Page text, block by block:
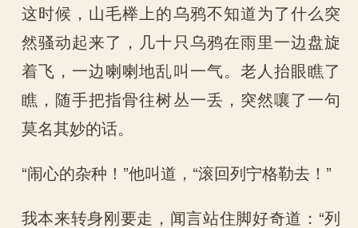
这时候，山毛榉上的乌鸦不知道为了什么突
然骚动起来了，几十只乌鸦在雨里一边盘旋
着飞，一边喇喇地乱叫一气。老人抬眼瞧了
瞧，随手把指骨往树丛一丢，突然嚷了一句
莫名其妙的话。
“闹心的杂种！”他叫道，“滚回列宁格勒去！”
我本来转身刚要走，闻言站住脚好奇道：“列